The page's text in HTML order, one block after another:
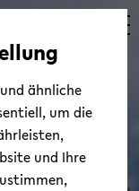
ähnliche
um die
und Ihre